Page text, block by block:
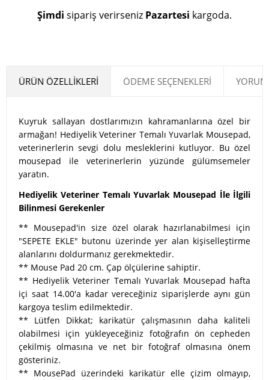
Şimdi sipariş verirseniz Pazartesi kargoda.
ÜRÜN ÖZELLIKLERI ÖDEME SEÇENEKLERI
Kuyruk sallayan dostlarımızın kahramanlarına özel bir
armağan! Hediyelik Veteriner Temalı Yuvarlak Mousepad,
veterinerlerin sevgi dolu mesleklerini kutluyor. Bu özel
mousepad ile veterinerlerin yüzünde gülümsemeler
yaratın.
Hediyelik Veteriner Temalı Yuvarlak Mousepad İle İlgili
Bilinmesi Gerekenler
** Mousepad'in size özel olarak hazırlanabilmesi için
"SEPETE EKLE" butonu üzerinde yer alan kişiselleştirme
alanlarını doldurmanız gerekmektedir.
** Mouse Pad 20 cm. Çap ölçülerine sahiptir.
** Hediyelik Veteriner Temalı Yuvarlak Mousepad hafta
içi saat 14.00'a kadar vereceğiniz siparişlerde aynı gün
kargoya teslim edilmektedir.
** Lütfen Dikkat; karikatür çalışmasının daha kaliteli
olabilmesi için yükleyeceğiniz fotoğrafın ön cepheden
çekilmiş olmasına ve net bir fotoğraf olmasına önem
gösteriniz.
** MousePad üzerindeki karikatür elle çizim olmayıp,